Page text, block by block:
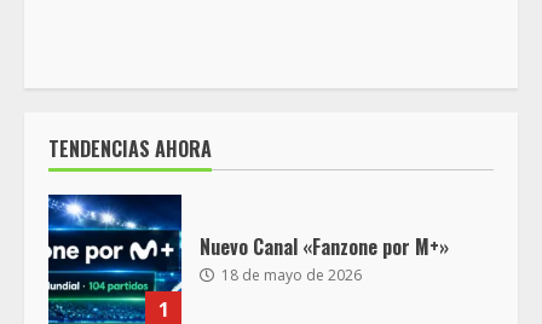
TENDENCIAS AHORA
1
Nuevo Canal «Fanzone por M+»
18 de mayo de 2026